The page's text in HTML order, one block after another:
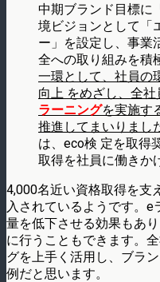
中期ブランド目標に
境ビジョンとして「
ー」を設定し、事業
全への取り組みを積
一環として、社員の
向上 をめざし、全
ラーニングを実施す
推進してまいりまし
は、eco検 定を取得
取得を社員に働きか
4,000名近い資格取得を支
入されているようです。
量を低下させる効果もあ
に行うこともできます。
グを上手く活用し、ブラ
例だと思います。